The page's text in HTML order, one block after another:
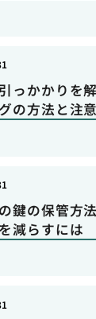
っかかりを
の方法と注
鍵の保管方
減らすには